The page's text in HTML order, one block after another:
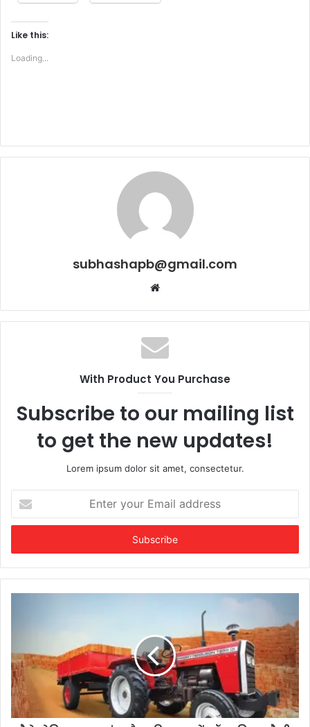
Like this:
Loading...
subhashapb@gmail.com
Website
With Product You Purchase
Subscribe to our mailing list
to get the new updates!
Lorem ipsum dolor sit amet, consectetur.
your
Email